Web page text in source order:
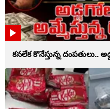
కనలేక కొనేస్తున్న దంపతులు..